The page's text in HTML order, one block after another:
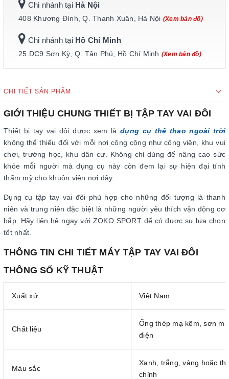
Chi nhánh tại Hà Nội
408 Khương Đình, Q. Thanh Xuân, Hà Nội (Xem bản đồ)
Chi nhánh tại Hồ Chí Minh
25 DC9 Sơn Kỳ, Q. Tân Phú, Hồ Chí Minh (Xem bản đồ)
CHI TIẾT SẢN PHẨM
GIỚI THIỆU CHUNG THIẾT BỊ TẬP TAY VAI ĐÔI
Thiết bị tay vai đôi được xem làdụng cụ thể thao ngoài trời
không thể thiếu đối với mỗi nơi công cộng như công viên, khu vui
chơi, trường học, khu dân cư. Không chỉ dùng để nâng cao sức
khỏe mỗi người mà dụng cụ này còn đem lại sự hiện đại tính
thẩm mỹ cho khuôn viên nơi đây.
Dụng cụ tập tay vai đôi phù hợp cho những đối tượng là thanh
niên và trung niên đặc biệt là những người yêu thích vận động cơ
bắp. Hãy liên hệ ngay với ZOKO SPORT để có được sự lựa chọn
tốt nhất.
THÔNG TIN CHI TIẾT MÁY TẬP TAY VAI ĐÔI
THÔNG SỐ KỸ THUẬT
Xuất xứ Việt Nam
Chất liệu
Ống thép mạ kẽm, sơn
điện
Màu sắc
Xanh, trắng, vàng hoặc
chỉnh